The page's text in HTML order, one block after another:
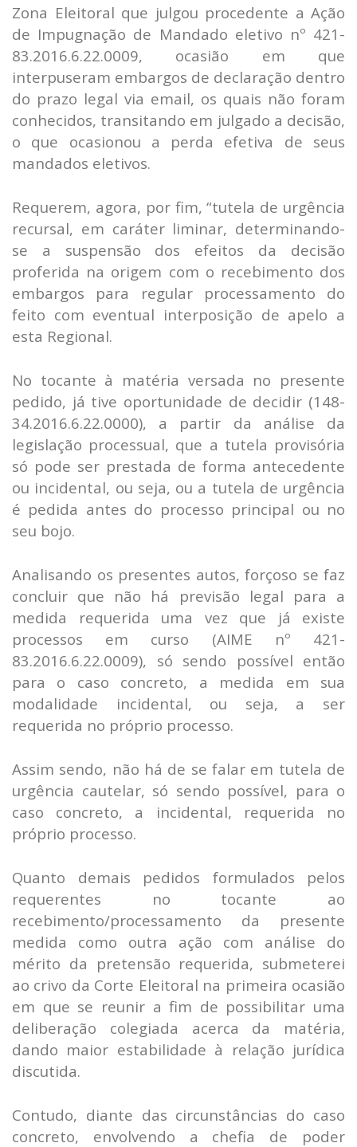
Zona Eleitoral que julgou procedente a Ação
de Impugnação de Mandado eletivo nº 421-
83.2016.6.22.0009, ocasião em que
interpuseram embargos de declaração dentro
do prazo legal via email, os quais não foram
conhecidos, transitando em julgado a decisão,
o que ocasionou a perda efetiva de seus
mandados eletivos.
Requerem, agora, por fim, “tutela de urgência
recursal, em caráter liminar, determinando-
se a suspensão dos efeitos da decisão
proferida na origem com o recebimento dos
embargos para regular processamento do
feito com eventual interposição de apelo a
esta Regional.
No tocante à matéria versada no presente
pedido, já tive oportunidade de decidir (148-
34.2016.6.22.0000), a partir da análise da
legislação processual, que a tutela provisória
só pode ser prestada de forma antecedente
ou incidental, ou seja, ou a tutela de urgência
é pedida antes do processo principal ou no
seu bojo.
Analisando os presentes autos, forçoso se faz
concluir que não há previsão legal para a
medida requerida uma vez que já existe
processos em curso (AIME nº 421-
83.2016.6.22.0009), só sendo possível então
para o caso concreto, a medida em sua
modalidade incidental, ou seja, a ser
requerida no próprio processo.
Assim sendo, não há de se falar em tutela de
urgência cautelar, só sendo possível, para o
caso concreto, a incidental, requerida no
próprio processo.
Quanto demais pedidos formulados pelos
requerentes no tocante ao
recebimento/processamento da presente
medida como outra ação com análise do
mérito da pretensão requerida, submeterei
ao crivo da Corte Eleitoral na primeira ocasião
em que se reunir a fim de possibilitar uma
deliberação colegiada acerca da matéria,
dando maior estabilidade à relação jurídica
discutida.
Contudo, diante das circunstâncias do caso
concreto, envolvendo a chefia de poder